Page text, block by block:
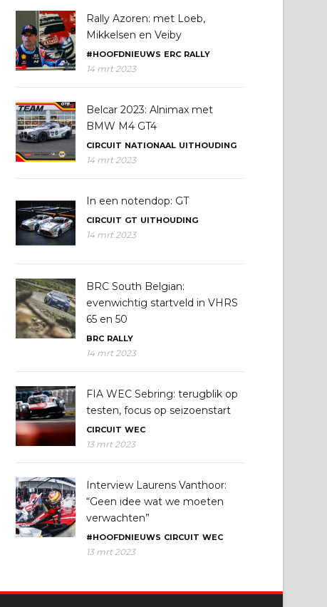
Rally Azoren: met Loeb,
Mikkelsen en Veiby
#HOOFDNIEUWS ERC RALLY
14 mrt 2023
Belcar 2023: Alnimax met
BMW M4 GT4
CIRCUIT NATIONAAL UITHOUDING
14 mrt 2023
In een notendop: GT
CIRCUIT GT UITHOUDING
14 mrt 2023
BRC South Belgian:
evenwichtig startveld in VHRS
65 en 50
BRC RALLY
14 mrt 2023
FIA WEC Sebring: terugblik op
testen, focus op seizoenstart
CIRCUIT WEC
13 mrt 2023
Interview Laurens Vanthoor:
“Geen idee wat we moeten
verwachten”
#HOOFDNIEUWS CIRCUIT WEC
13 mrt 2023